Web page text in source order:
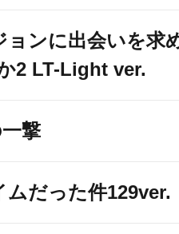
ョンに出会いを求
2 LT-Light ver.
撃
だった件129ver.